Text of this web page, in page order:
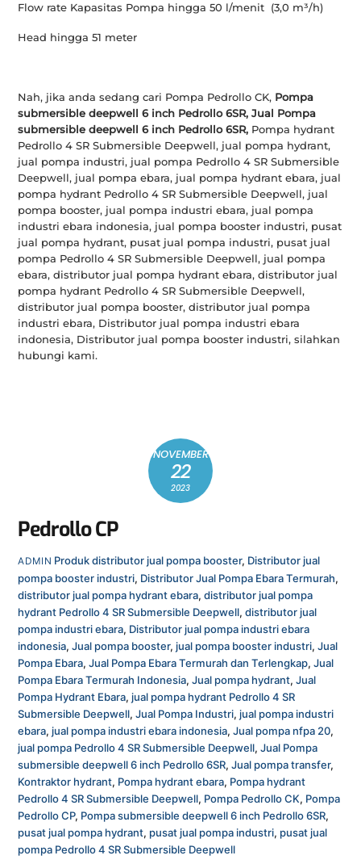
Flow rate Kapasitas Pompa hingga 50 l/menit (3,0 m³/h)
Head hingga 51 meter
Nah, jika anda sedang cari Pompa Pedrollo CK, Pompa
submersible deepwell 6 inch Pedrollo 6SR, Jual Pompa
submersible deepwell 6 inch Pedrollo 6SR, Pompa hydrant
Pedrollo 4 SR Submersible Deepwell, jual pompa hydrant,
jual pompa industri, jual pompa Pedrollo 4 SR Submersible
Deepwell, jual pompa ebara, jual pompa hydrant ebara, jual
pompa hydrant Pedrollo 4 SR Submersible Deepwell, jual
pompa booster, jual pompa industri ebara, jual pompa
industri ebara indonesia, jual pompa booster industri, pusat
jual pompa hydrant, pusat jual pompa industri, pusat jual
pompa Pedrollo 4 SR Submersible Deepwell, jual pompa
ebara, distributor jual pompa hydrant ebara, distributor jual
pompa hydrant Pedrollo 4 SR Submersible Deepwell,
distributor jual pompa booster, distributor jual pompa
industri ebara, Distributor jual pompa industri ebara
indonesia, Distributor jual pompa booster industri, silahkan
hubungi kami.
NOVEMBER
22
2023
Pedrollo CP
ADMIN Produk distributor jual pompa booster, Distributor jual
pompa booster industri, Distributor Jual Pompa Ebara Termurah,
distributor jual pompa hydrant ebara,distributor jual pompa
hydrant Pedrollo 4 SR Submersible Deepwell,distributor jual
pompa industri ebara, Distributor jual pompa industri ebara
indonesia,Jual pompa booster, jual pompa booster industri,Jual
Pompa Ebara,Jual Pompa Ebara Termurah dan Terlengkap,Jual
Pompa Ebara Termurah Indonesia,Jual pompa hydrant,Jual
Pompa Hydrant Ebara, jual pompa hydrant Pedrollo 4 SR
Submersible Deepwell,Jual Pompa Industri, jual pompa industri
ebara, jual pompa industri ebara indonesia,Jual pompa nfpa 20,
jual pompa Pedrollo 4 SR Submersible Deepwell,Jual Pompa
submersible deepwell 6 inch Pedrollo 6SR,Jual pompa transfer,
Kontraktor hydrant, Pompa hydrant ebara, Pompa hydrant
Pedrollo 4 SR Submersible Deepwell, Pompa Pedrollo CK, Pompa
Pedrollo CP, Pompa submersible deepwell 6 inch Pedrollo 6SR,
pusat jual pompa hydrant, pusat jual pompa industri, pusat jual
pompa Pedrollo 4 SR Submersible Deepwell